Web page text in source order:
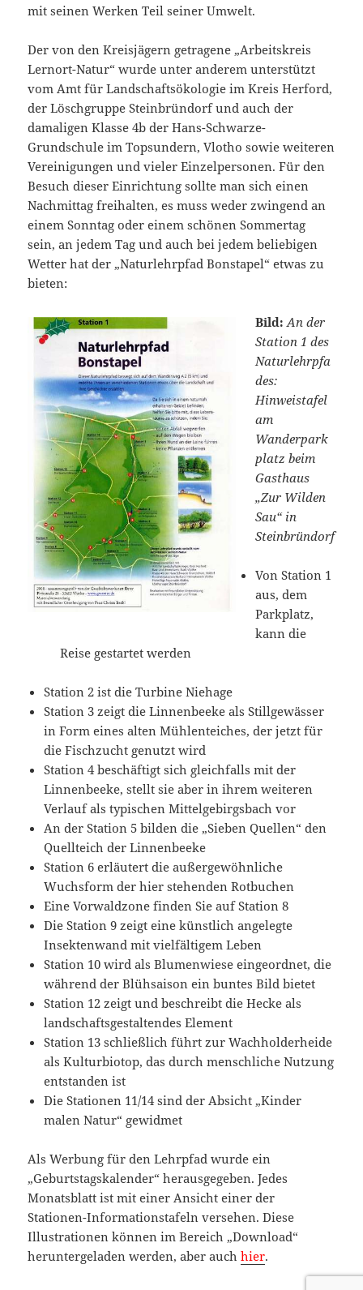
mit seinen Werken Teil seiner Umwelt.
Der von den Kreisjägern getragene „Arbeitskreis
Lernort-Natur“ wurde unter anderem unterstützt
vom Amt für Landschaftsökologie im Kreis Herford,
der Löschgruppe Steinbründorf und auch der
damaligen Klasse 4b der Hans-Schwarze-
Grundschule im Topsundern, Vlotho sowie weiteren
Vereinigungen und vieler Einzelpersonen. Für den
Besuch dieser Einrichtung sollte man sich einen
Nachmittag freihalten, es muss weder zwingend an
einem Sonntag oder einem schönen Sommertag
sein, an jedem Tag und auch bei jedem beliebigen
Wetter hat der „Naturlehrpfad Bonstapel“ etwas zu
bieten:
Bild:An der
Station 1 des
Naturlehrpfa
des:
Hinweistafel
am
Wanderpark
platz beim
Gasthaus
„Zur Wilden
Sau“ in
Steinbründorf
Von Station 1
aus, dem
Parkplatz,
kann die
Reise gestartet werden
Station 2 ist die Turbine Niehage
Station 3 zeigt die Linnenbeeke als Stillgewässer
in Form eines alten Mühlenteiches, der jetzt für
die Fischzucht genutzt wird
Station 4 beschäftigt sich gleichfalls mit der
Linnenbeeke, stellt sie aber in ihrem weiteren
Verlauf als typischen Mittelgebirgsbach vor
An der Station 5 bilden die „Sieben Quellen“ den
Quellteich der Linnenbeeke
Station 6 erläutert die außergewöhnliche
Wuchsform der hier stehenden Rotbuchen
Eine Vorwaldzone finden Sie auf Station 8
Die Station 9 zeigt eine künstlich angelegte
Insektenwand mit vielfältigem Leben
Station 10 wird als Blumenwiese eingeordnet, die
während der Blühsaison ein buntes Bild bietet
Station 12 zeigt und beschreibt die Hecke als
landschaftsgestaltendes Element
Station 13 schließlich führt zur Wachholderheide
als Kulturbiotop, das durch menschliche Nutzung
entstanden ist
Die Stationen 11/14 sind der Absicht „Kinder
malen Natur“ gewidmet
Als Werbung für den Lehrpfad wurde ein
„Geburtstagskalender“ herausgegeben. Jedes
Monatsblatt ist mit einer Ansicht einer der
Stationen-Informationstafeln versehen. Diese
Illustrationen können im Bereich „Download“
heruntergeladen werden, aber auchhier.